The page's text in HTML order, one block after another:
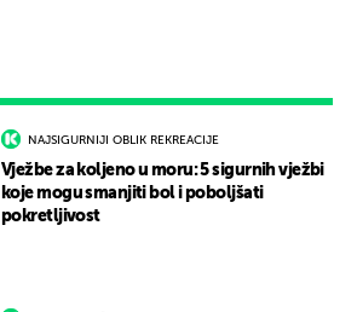
NAJSIGURNIJI OBLIK REKREACIJE
Vježbe za koljeno u moru: 5 sigurnih vježbi
koje mogu smanjiti bol i poboljšati
pokretljivost